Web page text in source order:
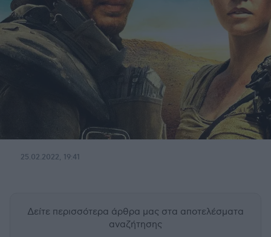
25.02.2022, 19:41
Δείτε περισσότερα άρθρα μας στα αποτελέσματα
αναζήτησης